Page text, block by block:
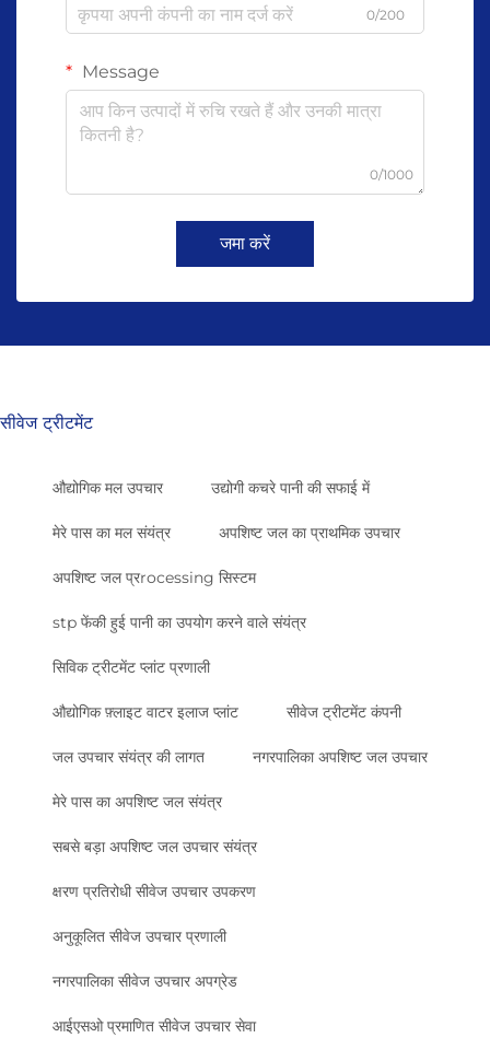
0/200
Message
0/1000
जमा करें
सीवेज ट्रीटमेंट
औद्योगिक मल उपचार उद्योगी कचरे पानी की सफाई में
मेरे पास का मल संयंत्र अपशिष्ट जल का प्राथमिक उपचार
अपशिष्ट जल प्रrocessing सिस्टम
stp फेंकी हुई पानी का उपयोग करने वाले संयंत्र
सिविक ट्रीटमेंट प्लांट प्रणाली
औद्योगिक फ़्लाइट वाटर इलाज प्लांट सीवेज ट्रीटमेंट कंपनी
जल उपचार संयंत्र की लागत नगरपालिका अपशिष्ट जल उपचार
मेरे पास का अपशिष्ट जल संयंत्र
सबसे बड़ा अपशिष्ट जल उपचार संयंत्र
क्षरण प्रतिरोधी सीवेज उपचार उपकरण
अनुकूलित सीवेज उपचार प्रणाली
नगरपालिका सीवेज उपचार अपग्रेड
आईएसओ प्रमाणित सीवेज उपचार सेवा